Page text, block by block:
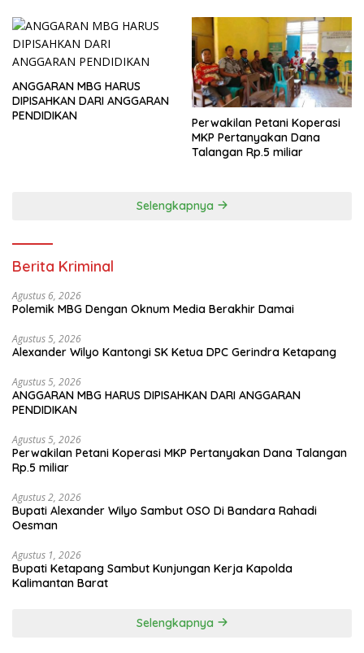
ANGGARAN MBG HARUS
DIPISAHKAN DARI ANGGARAN
PENDIDIKAN
Perwakilan Petani Koperasi
MKP Pertanyakan Dana
Talangan Rp.5 miliar
Selengkapnya
Berita Kriminal
Agustus 6, 2026
Polemik MBG Dengan Oknum Media Berakhir Damai
Agustus 5, 2026
Alexander Wilyo Kantongi SK Ketua DPC Gerindra Ketapang
Agustus 5, 2026
ANGGARAN MBG HARUS DIPISAHKAN DARI ANGGARAN
PENDIDIKAN
Agustus 5, 2026
Perwakilan Petani Koperasi MKP Pertanyakan Dana Talangan
Rp.5 miliar
Agustus 2, 2026
Bupati Alexander Wilyo Sambut OSO Di Bandara Rahadi
Oesman
Agustus 1, 2026
Bupati Ketapang Sambut Kunjungan Kerja Kapolda
Kalimantan Barat
Selengkapnya